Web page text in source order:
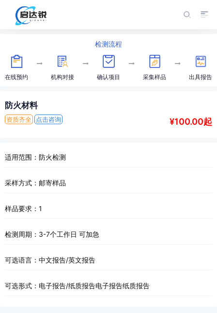
检测流程
在线预约 机构对接 确认项目 采集样品 出具报告
防火材料
资质齐全 点击咨询 ¥100.00起
适用范围：防火检测
采样方式：邮寄样品
样品要求：1
检测周期：3-7个工作日 可加急
可选语言：中文报告/英文报告
可选形式：电子报告/纸质报告电子报告纸质报告